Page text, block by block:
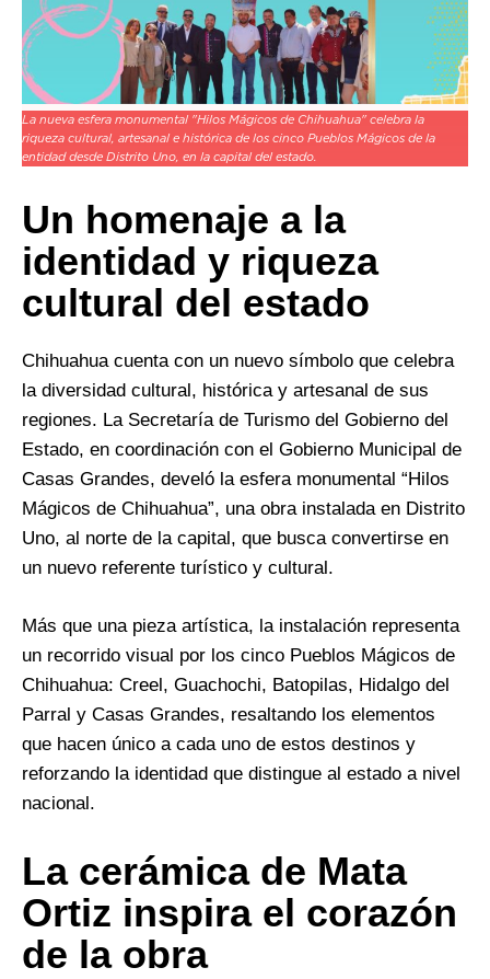
La nueva esfera monumental "Hilos Mágicos de Chihuahua" celebra la
riqueza cultural, artesanal e histórica de los cinco Pueblos Mágicos de la
entidad desde Distrito Uno, en la capital del estado.
Un homenaje a la
identidad y riqueza
cultural del estado
Chihuahua cuenta con un nuevo símbolo que celebra
la diversidad cultural, histórica y artesanal de sus
regiones. La Secretaría de Turismo del Gobierno del
Estado, en coordinación con el Gobierno Municipal de
Casas Grandes, develó la esfera monumental “Hilos
Mágicos de Chihuahua”, una obra instalada en Distrito
Uno, al norte de la capital, que busca convertirse en
un nuevo referente turístico y cultural.
Más que una pieza artística, la instalación representa
un recorrido visual por los cinco Pueblos Mágicos de
Chihuahua: Creel, Guachochi, Batopilas, Hidalgo del
Parral y Casas Grandes, resaltando los elementos
que hacen único a cada uno de estos destinos y
reforzando la identidad que distingue al estado a nivel
nacional.
La cerámica de Mata
Ortiz inspira el corazón
de la obra